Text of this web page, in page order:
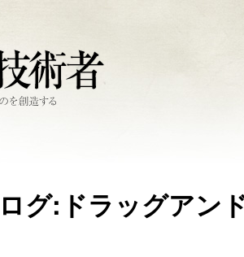
グ:ドラッグアン